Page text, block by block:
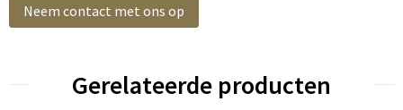
Neem contact met ons op
Gerelateerde producten